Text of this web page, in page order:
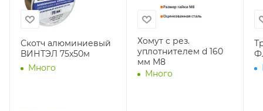
Скотч алюминиевый
ВИНТЭЛ 75х50м
Много
Хомут с рез.
уплотнителем d 160
мм М8
Много